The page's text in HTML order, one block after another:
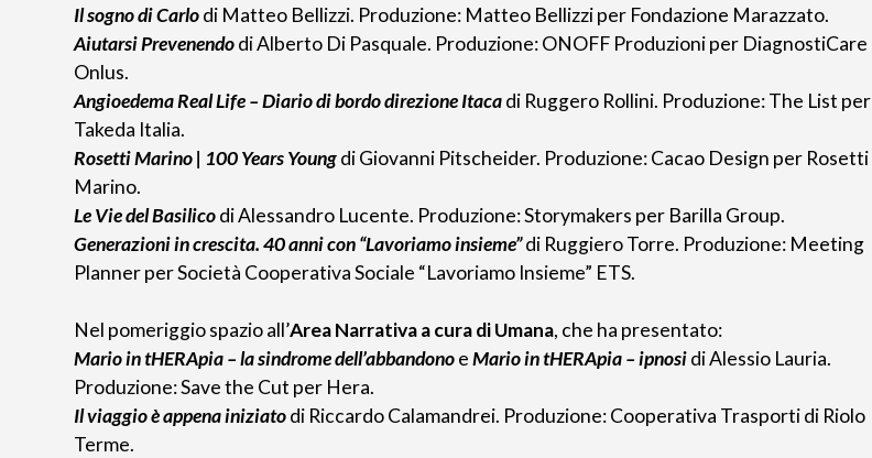
Il sogno di Carlodi Matteo Bellizzi. Produzione: Matteo Bellizzi per Fondazione Marazzato.
Aiutarsi Prevenendodi Alberto Di Pasquale. Produzione: ONOFF Produzioni per DiagnostiCare
Onlus.
Angioedema Real Life – Diario di bordo direzione Itacadi Ruggero Rollini. Produzione: The List per
Takeda Italia.
Rosetti Marino | 100 Years Youngdi Giovanni Pitscheider. Produzione: Cacao Design per Rosetti
Marino.
Le Vie del Basilicodi Alessandro Lucente. Produzione: Storymakers per Barilla Group.
Generazioni in crescita. 40 anni con “Lavoriamo insieme”di Ruggiero Torre. Produzione: Meeting
Planner per Società Cooperativa Sociale “Lavoriamo Insieme” ETS.
Nel pomeriggio spazio all’Area Narrativa a cura di Umana, che ha presentato:
Mario in tHERApia – la sindrome dell’abbandonoeMario in tHERApia – ipnosidi Alessio Lauria.
Produzione: Save the Cut per Hera.
Il viaggio è appena iniziatodi Riccardo Calamandrei. Produzione: Cooperativa Trasporti di Riolo
Terme.